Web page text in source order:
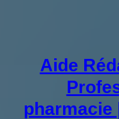
Aide
pharmacie